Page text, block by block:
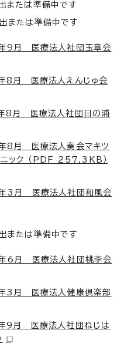
たは準備中です
たは準備中です
9月 医療法人社団玉章会
8月 医療法人えんじゅ会
8月 医療法人社団日の浦
8月 医療法人奏会マキツ
ニック （PDF 257.3KB）
3月 医療法人社団和風会
たは準備中です
6月 医療法人社団桃李会
3月 医療法人健康倶楽部
9月 医療法人社団ねじは